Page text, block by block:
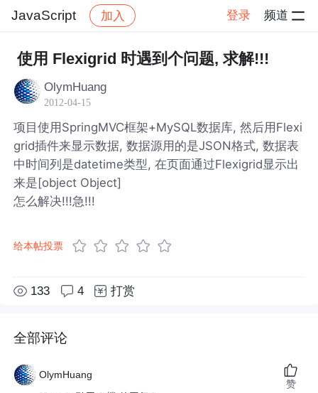
JavaScript 加入 登录 频道
社区 JavaScript 帖子详情
使用 Flexigrid 时遇到个问题, 求解!!!
OlymHuang
2012-04-15
项目使用SpringMVC框架+MySQL数据库, 然后用Flexi
grid插件来显示数据, 数据源用的是JSON格式, 数据表
中时间列是datetime类型, 在页面通过Flexigrid显示出
来是[object Object]
怎么解决!!!急!!!
给本帖投票
133 4 打赏
全部评论
OlymHuang
赞